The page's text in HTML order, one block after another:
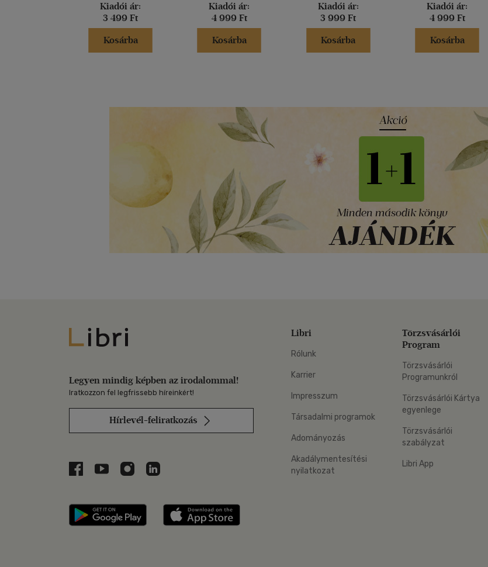
Kiadói ár:
3 499 Ft
Kosárba
Kiadói ár:
4 999 Ft
Kosárba
Kiadói ár:
3 999 Ft
Kosárba
Kiadói ár:
4 999 Ft
Kosárba
Libri
Legyen mindig képben az irodalommal!
Iratkozzon fel legfrissebb híreinkért!
Hírlevél-feliratkozás
Libri a Facebookon
Libri a Youtube-on
Libri az Instagramon
Libri a LinkedInen
Libri applikáció Szerezd meg: Google Play
Libri
Rólunk
Karrier
Impresszum
Társadalmi programok
Adományozás
Akadálymentesítési
nyilatkozat
Törzsvásárlói
Program
Törzsvásárlói
Programunkról
Törzsvásárlói Kártya
egyenlege
Törzsvásárlói
szabályzat
Libri App